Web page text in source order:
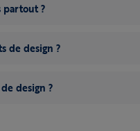
partout ?
de design ?
design ?